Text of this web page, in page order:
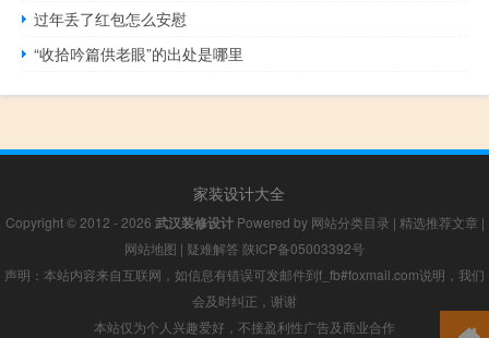
过年丢了红包怎么安慰
“收拾吟篇供老眼”的出处是哪里
家装设计大全
Copyright © 2012 - 2026 武汉装修设计Powered by 网站分类目录 | 精选推荐文章 |
网站地图 | 疑难解答 陕ICP备05003392号
声明：本站内容来自互联网，如信息有错误可发邮件到f_fb#foxmail.com说明，我们
会及时纠正，谢谢
本站仅为个人兴趣爱好，不接盈利性广告及商业合作